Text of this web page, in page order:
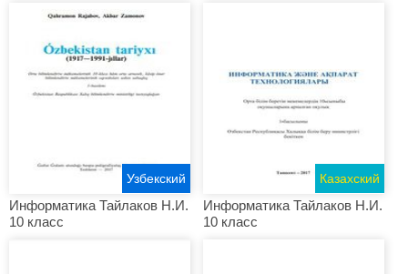
Информатика Тайлаков Н.И.
10 класс
Узбекский
Информатика Тайлаков Н.И.
10 класс
Казахский